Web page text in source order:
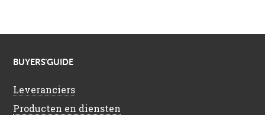
BUYERS’GUIDE
Leveranciers
Producten en diensten